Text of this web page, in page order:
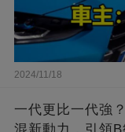
2024/11/18
一代更比一代強